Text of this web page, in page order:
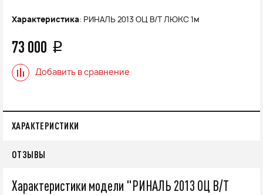
Характеристика: РИНАЛЬ 2013 ОЦ В/Т ЛЮКС 1м
73 000 q
Добавить в сравнение
ХАРАКТЕРИСТИКИ
ОТЗЫВЫ
Характеристики модели "РИНАЛЬ 2013 ОЦ В/Т